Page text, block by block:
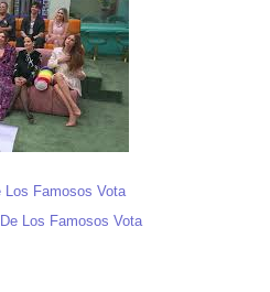
Los Famosos Vota
Los Famosos Vota